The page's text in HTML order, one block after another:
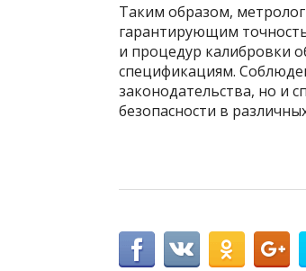
Таким образом,
гарантирующим
и процедур калибровки
спецификациям.
законодательства, но и
безопасности в